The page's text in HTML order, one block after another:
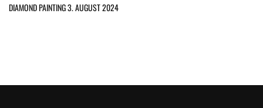
DIAMOND PAINTING3. AUGUST 2024